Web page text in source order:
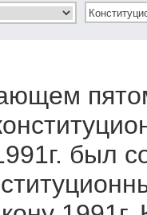
был